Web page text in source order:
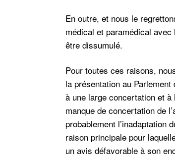
En outre, et nous le
médical et paramédical
être dissumulé.
Pour toutes ces raisons,
la présentation au
à une large concertation et à
manque de concertation de
probablement l’inadaptation
raison principale pour
un avis défavorable à son